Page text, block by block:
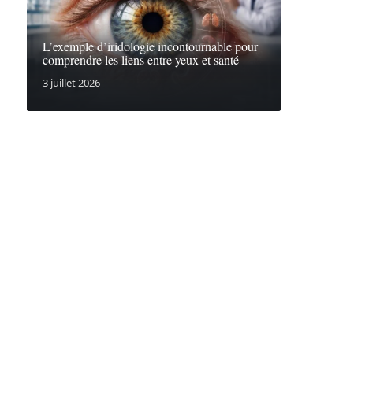
L’exemple d’iridologie incontournable pour
comprendre les liens entre yeux et santé
3 juillet 2026